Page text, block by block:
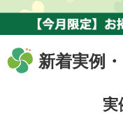
新着実例
実